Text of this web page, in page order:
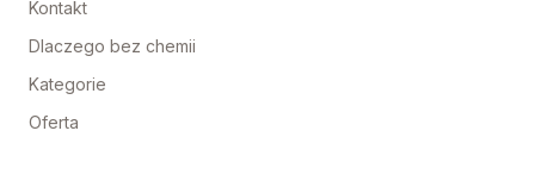
Kontakt
Dlaczego bez chemii
Kategorie
Oferta